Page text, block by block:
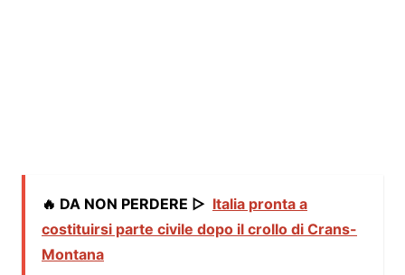
🔥 DA NON PERDERE ▷ Italia pronta a
costituirsi parte civile dopo il crollo di Crans-
Montana